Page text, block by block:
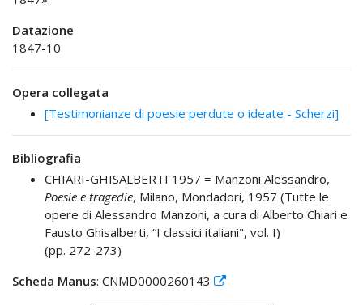
Datazione
1847-10
Opera collegata
[Testimonianze di poesie perdute o ideate - Scherzi]
Bibliografia
CHIARI-GHISALBERTI 1957 = Manzoni Alessandro,
Poesie e tragedie, Milano, Mondadori, 1957 (Tutte le
opere di Alessandro Manzoni, a cura di Alberto Chiari e
Fausto Ghisalberti, “I classici italiani", vol. I)
(pp. 272-273)
Scheda Manus: CNMD0000260143